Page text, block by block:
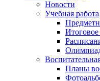
Новости
Учебная работа
Планы